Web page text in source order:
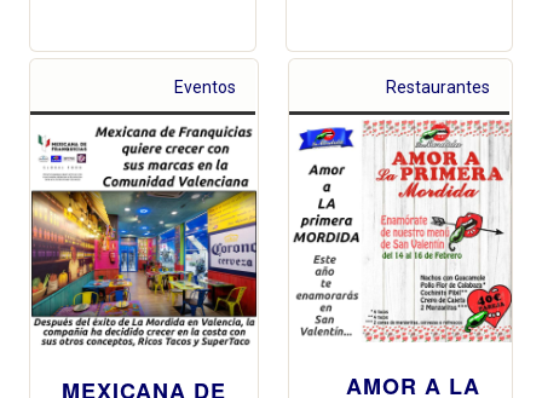
Eventos
MEXICANA DE
Restaurantes
AMOR A LA